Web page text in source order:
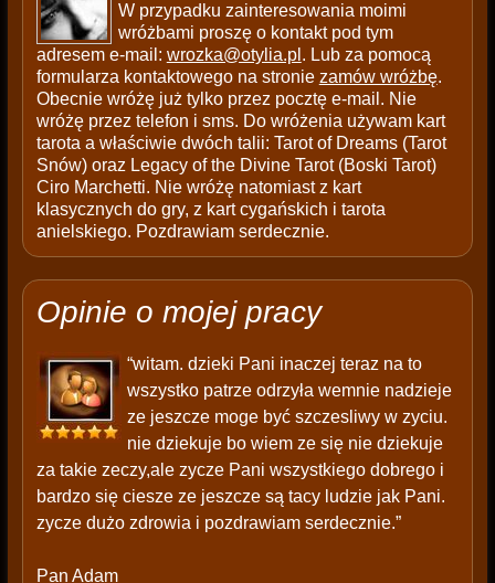
W przypadku zainteresowania moimi
wróżbami proszę o kontakt pod tym
adresem e-mail: wrozka@otylia.pl . Lub za pomocą
formularza kontaktowego na stronie zamów wróżbę.
Obecnie wróżę już tylko przez pocztę e-mail. Nie
wróżę przez telefon i sms. Do wróżenia używam kart
tarota a właściwie dwóch talii: Tarot of Dreams (Tarot
Snów) oraz Legacy of the Divine Tarot (Boski Tarot)
Ciro Marchetti. Nie wróżę natomiast z kart
klasycznych do gry, z kart cygańskich i tarota
anielskiego. Pozdrawiam serdecznie.
Opinie o mojej pracy
“witam. dzieki Pani inaczej teraz na to
wszystko patrze odrzyła wemnie nadzieje
ze jeszcze moge być szczesliwy w zyciu.
nie dziekuje bo wiem ze się nie dziekuje
za takie zeczy,ale zycze Pani wszystkiego dobrego i
bardzo się ciesze ze jeszcze są tacy ludzie jak Pani.
zycze dużo zdrowia i pozdrawiam serdecznie.”
Pan Adam